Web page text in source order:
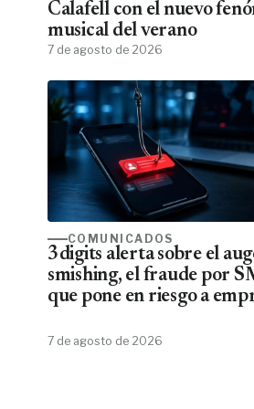
Calafell con el nuevo
musical del verano
7 de agosto de 2026
COMUNICADOS
3digits alerta sobre el
smishing, el fraude por
que pone en riesgo a
7 de agosto de 2026